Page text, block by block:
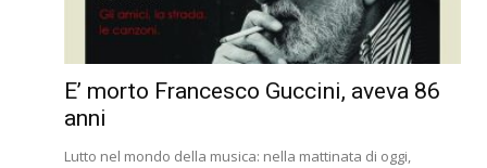
E’ morto Francesco Guccini, aveva 86
anni
Lutto nel mondo della musica: nella mattinata di oggi,